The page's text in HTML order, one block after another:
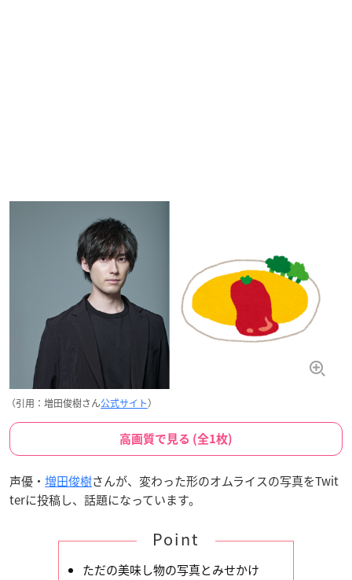
（引用：増田俊樹さん公式サイト）
高画質で見る (全1枚)
声優・ 増田俊樹さんが、変わった形のオムライスの写真をTwit
terに投稿し、話題になっています。
Point
ただの美味し物の写真とみせかけ